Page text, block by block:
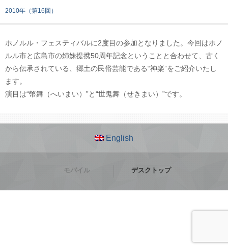
2010年（第16回）
ホノルル・フェスティバルに2度目の参加となりました。今回はホノ
ルル市と広島市の姉妹提携50周年記念ということと合わせて、古く
から伝承されている、郷土の民俗芸能である“神楽”をご紹介いたし
ます。
演目は“幣舞（へいまい）”と“世鬼舞（せきまい）”です。
English
モバイル デスクトップ